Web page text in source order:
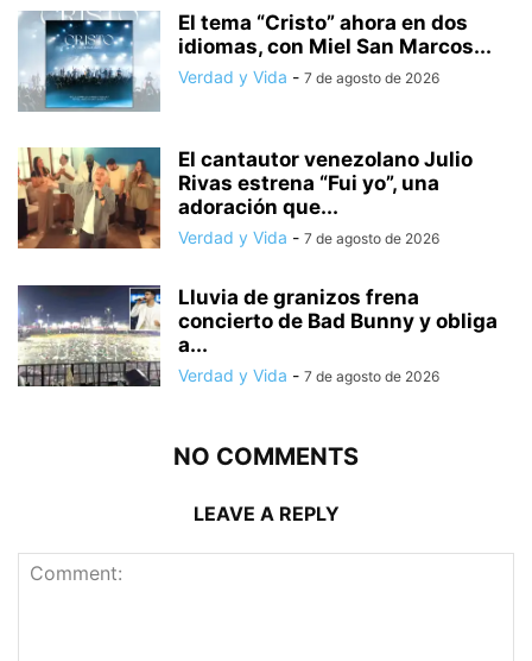
El tema “Cristo” ahora en dos
idiomas, con Miel San Marcos...
Verdad y Vida - 7 de agosto de 2026
El cantautor venezolano Julio
Rivas estrena “Fui yo”, una
adoración que...
Verdad y Vida - 7 de agosto de 2026
Lluvia de granizos frena
concierto de Bad Bunny y obliga
a...
Verdad y Vida - 7 de agosto de 2026
NO COMMENTS
LEAVE A REPLY